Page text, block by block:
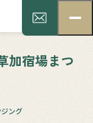
加宿場まつ
ング